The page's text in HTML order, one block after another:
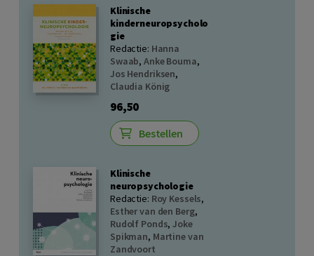
Klinische
kinderneuropsycholo
gie
Redactie: Hanna
Swaab,Anke Bouma,
Jos Hendriksen,
Claudia König
96,50
Bestellen
Klinische
neuropsychologie
Redactie: Roy Kessels,
Esther van den Berg,
Rudolf Ponds,Joke
Spikman, Martine van
Zandvoort